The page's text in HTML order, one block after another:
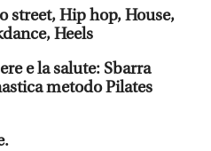
street, Hip hop, House,
Heels
e la salute: Sbarra
metodo Pilates